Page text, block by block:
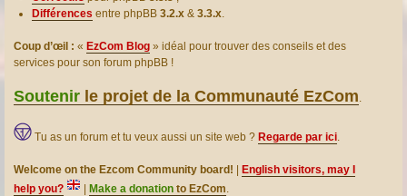
Différences entre phpBB 3.2.x & 3.3.x.
Coup d’œil : « EzCom Blog » idéal pour trouver des conseils et des
services pour son forum phpBB !
Soutenir le projet de la Communauté EzCom.
Tu as un forum et tu veux aussi un site web ? Regarde par ici.
Welcome on the Ezcom Community board!
English visitors, may I
help you?
Make a donation to EzCom.